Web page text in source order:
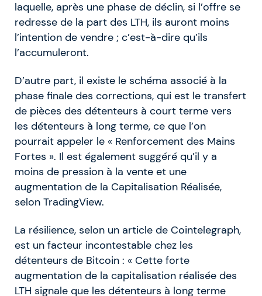
laquelle, après une phase de déclin, si l’offre se
redresse de la part des LTH, ils auront moins
l’intention de vendre ; c’est-à-dire qu’ils
l’accumuleront.
D’autre part, il existe le schéma associé à la
phase finale des corrections, qui est le transfert
de pièces des détenteurs à court terme vers
les détenteurs à long terme, ce que l’on
pourrait appeler le « Renforcement des Mains
Fortes ». Il est également suggéré qu’il y a
moins de pression à la vente et une
augmentation de la Capitalisation Réalisée,
selon TradingView.
La résilience, selon un article de Cointelegraph,
est un facteur incontestable chez les
détenteurs de Bitcoin : « Cette forte
augmentation de la capitalisation réalisée des
LTH signale que les détenteurs à long terme